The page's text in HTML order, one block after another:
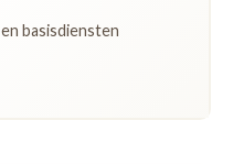
basisdiensten